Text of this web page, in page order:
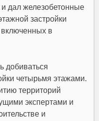
дал железобетонные
застройки
в
добиваться
четырьмя этажами.
территорий
экспертами и
и